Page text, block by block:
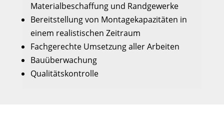
Materialbeschaffung und Randgewerke
Bereitstellung von Montagekapazitäten in
einem realistischen Zeitraum
Fachgerechte Umsetzung aller Arbeiten
Bauüberwachung
Qualitätskontrolle